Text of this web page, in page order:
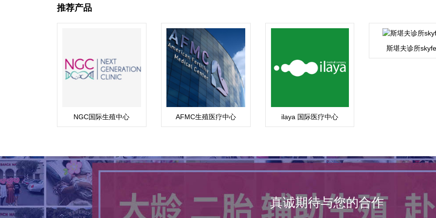
推荐产品
NGC国际生殖中心 AFMC生殖医疗中心 ilaya 国际医疗中心
斯堪夫诊所
真诚期待与您的合作